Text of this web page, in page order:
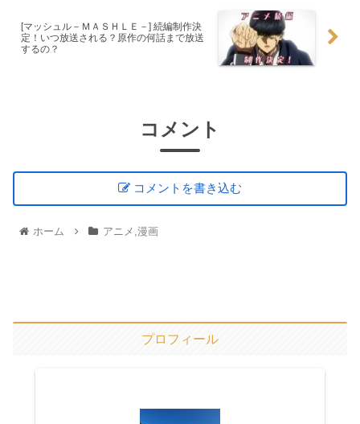
[マッシュル－ＭＡＳＨＬＥ－] 続編制作決
定！いつ放送される？原作の何話まで放送
するの？
コメント
コメントを書き込む
ホーム アニメ,漫画
プロフィール